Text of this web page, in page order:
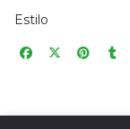
Estilo